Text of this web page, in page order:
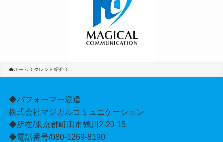
ホーム タレント紹介
◆パフォーマー派遣
株式会社マジカルコミュニケーション
◆所在/東京都町田市鶴川2-20-15
◆電話番号/080-1269-8190